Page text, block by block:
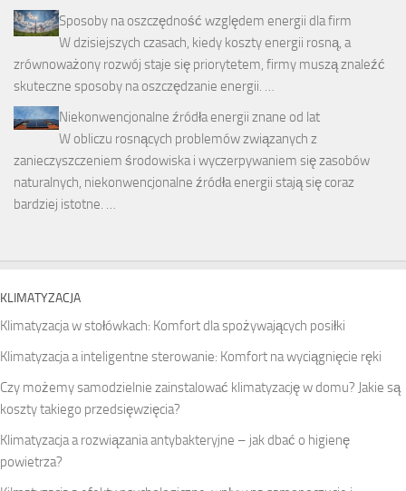
Sposoby na oszczędność względem energii dla firm
W dzisiejszych czasach, kiedy koszty energii rosną, a
zrównoważony rozwój staje się priorytetem, firmy muszą znaleźć
skuteczne sposoby na oszczędzanie energii. …
Niekonwencjonalne źródła energii znane od lat
W obliczu rosnących problemów związanych z
zanieczyszczeniem środowiska i wyczerpywaniem się zasobów
naturalnych, niekonwencjonalne źródła energii stają się coraz
bardziej istotne. …
KLIMATYZACJA
Klimatyzacja w stołówkach: Komfort dla spożywających posiłki
Klimatyzacja a inteligentne sterowanie: Komfort na wyciągnięcie ręki
Czy możemy samodzielnie zainstalować klimatyzację w domu? Jakie są
koszty takiego przedsięwzięcia?
Klimatyzacja a rozwiązania antybakteryjne – jak dbać o higienę
powietrza?